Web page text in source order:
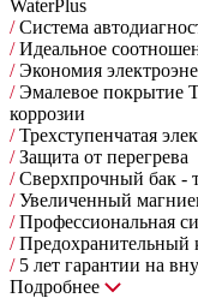
WaterPlus
/Cистема
/Идеальное
/Экономия
/Эмалевое покрытие
коррозии
/Трехступенчатая
/Защита от перегрева
/Сверхпрочный бак -
/Увеличенный
/Профессиональная
/Предохранительный
/5 лет гарантии на
Подробнее